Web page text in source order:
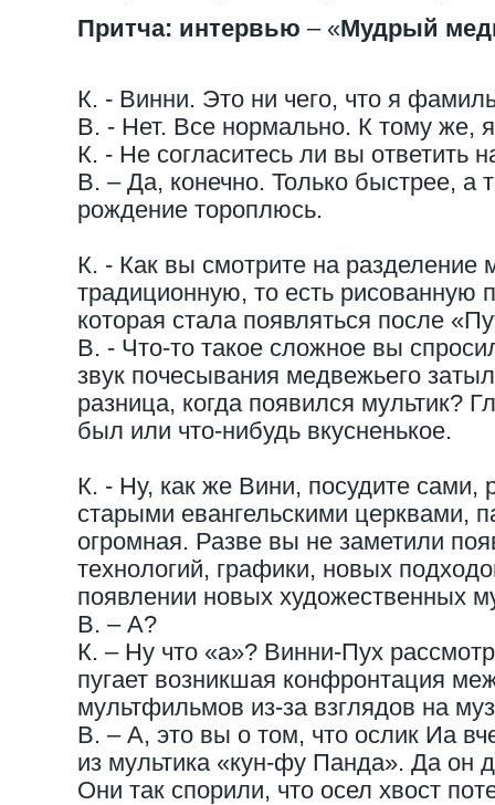
Притча: интервью – «Мудрый
К. - Винни. Это ни чего, что я
В. - Нет. Все нормально. К тому же,
К. - Не согласитесь ли вы ответить
В. – Да, конечно. Только быстрее, а
рождение тороплюсь.
К. - Как вы смотрите на разделение
традиционную, то есть
которая стала появляться после
В. - Что-то такое сложное вы
звук почесывания медвежьего
разница, когда появился мультик?
был или что-нибудь вкусненькое.
К. - Ну, как же Вини, посудите
старыми евангельскими церквами,
огромная. Разве вы не заметили
технологий, графики, новых
появлении новых художественных
В. – А?
К. – Ну что «а»? Винни-Пух
пугает возникшая конфронтация
мультфильмов из-за взглядов на
В. – А, это вы о том, что ослик Иа
из мультика «кун-фу Панда». Да он
Они так спорили, что осел хвост